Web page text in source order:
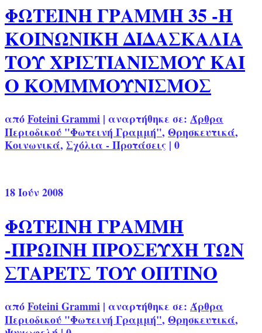
ΦΩΤΕΙΝΗ ΓΡΑΜΜΗ 35 -H
ΚΟΙΝΩΝΙΚΗ ΔΙΔΑΣΚΑΛΙΑ
ΤΟΥ ΧΡΙΣΤΙΑΝΙΣΜΟΥ ΚΑΙ
Ο ΚΟΜΜΜΟΥΝΙΣΜΟΣ
απόFoteini Grammi | αναρτήθηκε σε: Άρθρα
Περιοδικού "Φωτεινή Γραμμή", Θρησκευτικά,
Κοινωνικά, Σχόλια - Προτάσεις | 0
18Ιούν 2008
ΦΩΤΕΙΝΗ ΓΡΑΜΜΗ
-ΠΡΩΙΝΗ ΠΡΟΣΕΥΧΗ ΤΩΝ
ΣΤΑΡΕΤΣ ΤΟΥ ΟΠΤΙΝΟ
απόFoteini Grammi | αναρτήθηκε σε: Άρθρα
Περιοδικού "Φωτεινή Γραμμή", Θρησκευτικά,